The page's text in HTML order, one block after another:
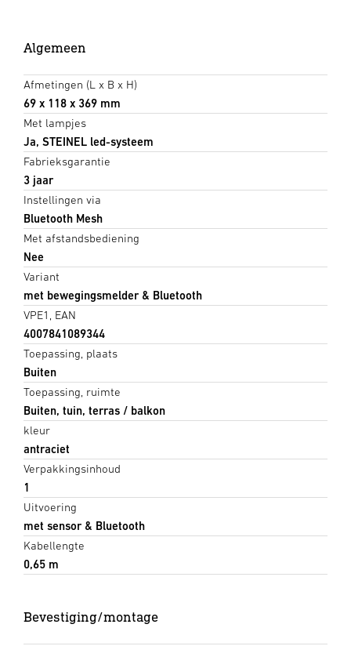
Algemeen
Afmetingen (L x B x H)
69 x 118 x 369 mm
Met lampjes
Ja, STEINEL led-systeem
Fabrieksgarantie
3 jaar
Instellingen via
Bluetooth Mesh
Met afstandsbediening
Nee
Variant
met bewegingsmelder & Bluetooth
VPE1, EAN
4007841089344
Toepassing, plaats
Buiten
Toepassing, ruimte
Buiten, tuin, terras / balkon
kleur
antraciet
Verpakkingsinhoud
1
Uitvoering
met sensor & Bluetooth
Kabellengte
0,65 m
Bevestiging/montage